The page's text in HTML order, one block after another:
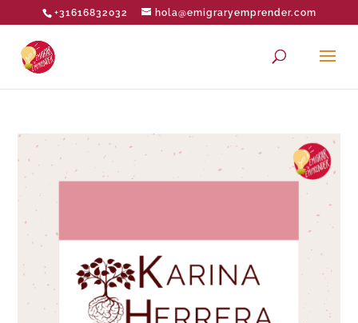
+31616832032 hola@emigraryemprender.com